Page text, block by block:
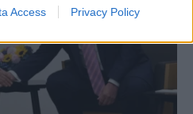
Access Privacy Policy